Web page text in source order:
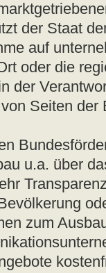
der Staat
auf
oder die
der
Seiten der
u.a. über
zum